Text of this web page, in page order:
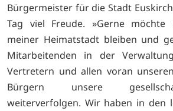
Bürgermeister für die Stadt
Tag viel Freude. »Gerne möchte
meiner Heimatstadt bleiben und
Mitarbeitenden in der
Vertretern und allen voran
Bürgern unsere
weiterverfolgen. Wir haben in den